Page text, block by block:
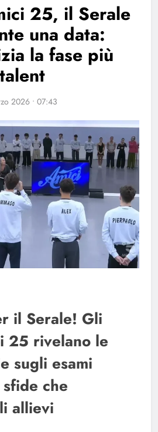
25, il Serale
una data:
la fase più
2026 • 07:43
il Serale! Gli
25 rivelano le
sugli esami
che
allievi